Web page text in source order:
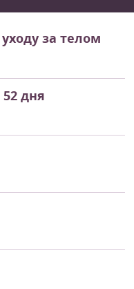
за телом
дня